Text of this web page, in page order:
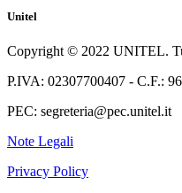
Unitel
Copyright © 2022 UNITEL.
P.IVA: 02307700407 - C.F.:
PEC: segreteria@pec.unitel.it
Note Legali
Privacy Policy